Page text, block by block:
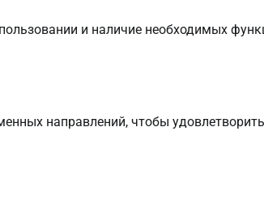
и наличие необходимых
направлений, чтобы удовлетворить